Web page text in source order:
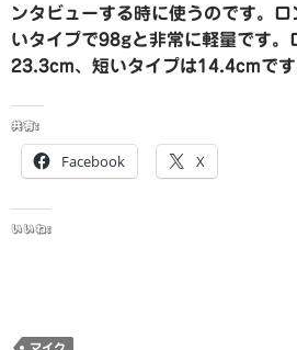
ンタビューする時に使うのです。
いタイプで98gと非常に軽量です。
23.3cm、短いタイプは14.4cmです
共有:
Facebook X
いいね:
マイク